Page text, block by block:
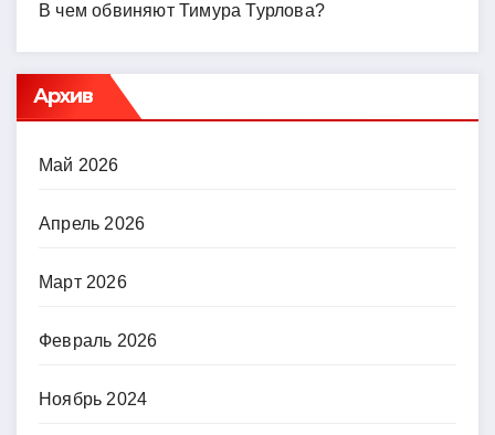
В чем обвиняют Тимура Турлова?
Архив
Май 2026
Апрель 2026
Март 2026
Февраль 2026
Ноябрь 2024